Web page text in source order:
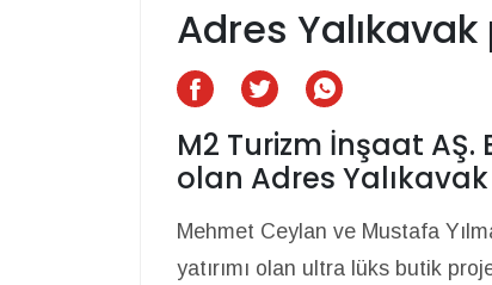
Adres
M2 Turizm İnşaat
olan Adres
Mehmet Ceylan ve Mustafa
yatırımı olan ultra lüks butik